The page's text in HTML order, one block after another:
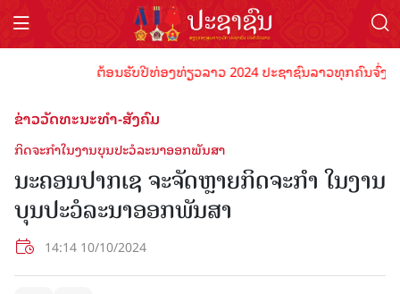
ຕ້ອນຮັບປີທ່ອງທ່ຽວລາວ 2024 ປະຊາຊົນລາວທຸກຄົນຈົ່ງພ້
ຂ່າວວັດທະນະທຳ-ສັງຄົມ
ກິດຈະກຳໃນງານບຸນປະວໍລະນາອອກພັນສາ
ນະຄອນປາກເຊ ຈະຈັດຫຼາຍກິດຈະກຳ ໃນງານ
ບຸນປະວໍລະນາອອກພັນສາ
14:14 10/10/2024